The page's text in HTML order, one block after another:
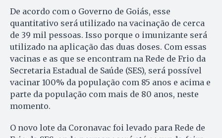
De acordo com o Governo de Goiás, esse
quantitativo será utilizado na vacinação de cerca
de 39 mil pessoas. Isso porque o imunizante será
utilizado na aplicação das duas doses. Com essas
vacinas e as que se encontram na Rede de Frio da
Secretaria Estadual de Saúde (SES), será possível
vacinar 100% da população com 85 anos e acima e
parte da população com mais de 80 anos, neste
momento.
O novo lote da Coronavac foi levado para Rede de